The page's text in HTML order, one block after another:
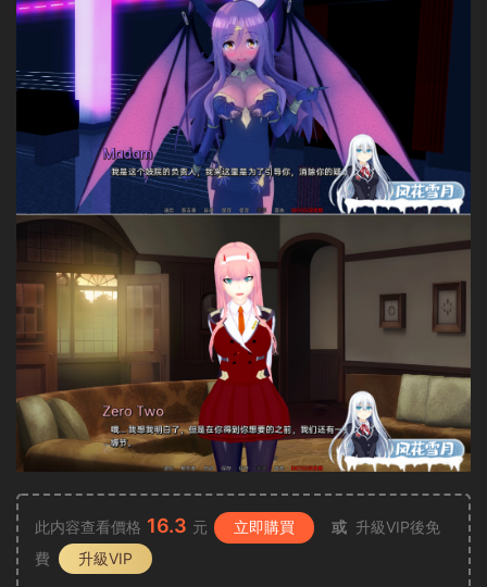
此内容查看價格 16.3 元 立即購買 或 升級VIP後免
費
升級VIP